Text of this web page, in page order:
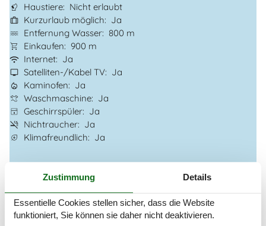
Haustiere
Nicht erlaubt
Kurzurlaub möglich
Ja
Entfernung Wasser 800 m
Einkaufen
900 m
Internet
Ja
Satelliten-/Kabel TV
Ja
Kaminofen
Ja
Waschmaschine
Ja
Geschirrspüler
Ja
Nichtraucher
Ja
Klimafreundlich
Ja
Gesamte Ausstattung
Hausinfo.
Anzahl Erw.
Baujahr
Zustimmung Details
Essentielle Cookies stellen sicher, dass die Website
funktioniert, Sie können sie daher nicht deaktivieren.